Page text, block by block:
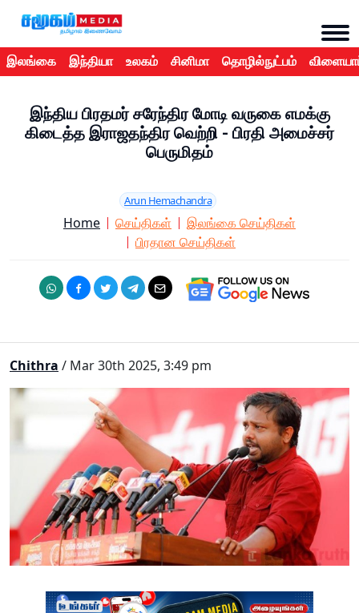
இலங்கை இந்தியா உலகம் சினிமா தொழில்நுட்பம்
இந்திய பிரதமர் சரேந்திர மோடி வருகை எமக்கு
கிடைத்த இராஜதந்திர வெற்றி - பிரதி அமைச்சர்
பெருமிதம்
Arun Hemachandra
Home செய்திகள்
இலங்கை செய்திகள்
பிரதான செய்திகள்
Chithra / Mar 30th 2025, 3:49 pm